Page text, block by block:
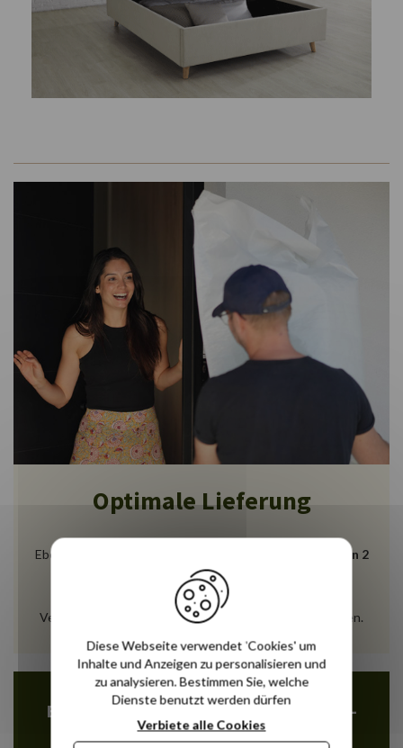
Optimale Lieferung
Ebenerdige Lieferung zu Ihnen nach Hause
innerhalb von 2
bis 8 Tagen
Das Transportunternehmen wird sich mit Ihnen in
Verbindung setzen, um einen Liefertermin zu vereinbaren.
Erleichtern Sie Ihre Einkäufe mit der 4-
mal zinsfreien Zahlung über PayPal
Diese Webseite verwendet 'Cookies' um
Inhalte und Anzeigen zu personalisieren und
zu analysieren. Bestimmen Sie, welche
Dienste benutzt werden dürfen
Verbiete alle Cookies